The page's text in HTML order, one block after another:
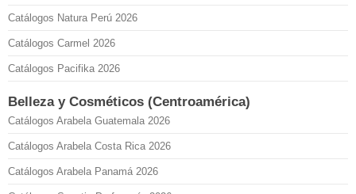
Catálogos Natura Perú 2026
Catálogos Carmel 2026
Catálogos Pacifika 2026
Belleza y Cosméticos (Centroamérica)
Catálogos Arabela Guatemala 2026
Catálogos Arabela Costa Rica 2026
Catálogos Arabela Panamá 2026